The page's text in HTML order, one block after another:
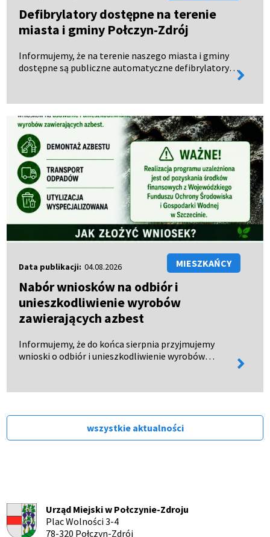
Defibrylatory dostępne na terenie
miasta i gminy Połczyn-Zdrój
Informujemy, że na terenie naszego miasta i gminy
dostępne są publiczne automatyczne defibrylatory
uratow…
więcej
Data publikacji: 04.08.2026 MIESZKAŃCY
Nabór wniosków na odbiór i
unieszkodliwienie wyrobów
zawierających azbest
Informujemy, że do końca sierpnia przyjmujemy
wnioski o odbiór i unieszkodliwienie wyrobów
strony BIP…
więcej
wszystkie aktualności
Urząd Miejski w Połczynie-Zdroju
Plac Wolności 3-4
78-320 Połczyn-Zdrój